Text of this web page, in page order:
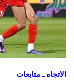
الاتجاه ـ متابعات